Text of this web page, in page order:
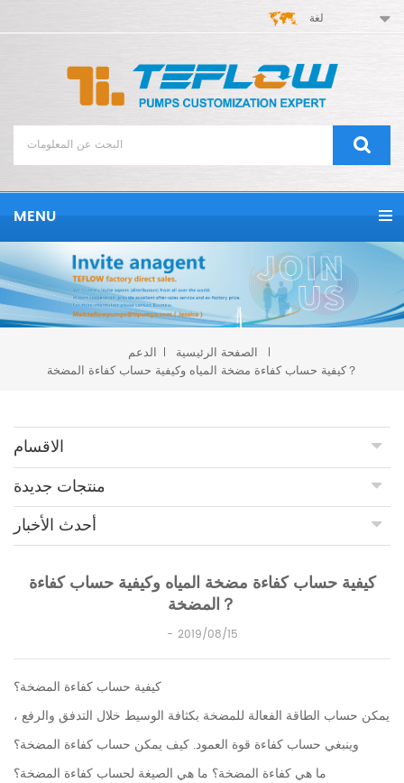
لغة
MENU
الصفحة الرئيسية
الدعم
كيفية حساب كفاءة مضخة المياه وكيفية حساب كفاءة المضخة？
الاقسام
منتجات جديدة
أحدث الأخبار
كيفية حساب كفاءة مضخة المياه وكيفية حساب كفاءة
المضخة？
2019/08/15
كيفية حساب كفاءة المضخة؟
يمكن حساب الطاقة الفعالة للمضخة بكثافة الوسيط خلال التدفق والرفع ،
وينبغي حساب كفاءة قوة العمود. كيف يمكن حساب كفاءة المضخة؟
ما هي كفاءة المضخة؟ ما هي الصيغة لحساب كفاءة المضخة؟